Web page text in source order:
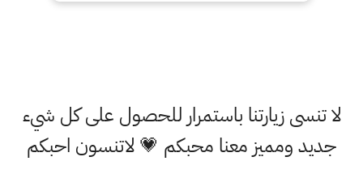
لا تنسى زيارتنا باستمرار للحصول على كل شيء
جديد ومميز معنا محبكم 💗 لاتنسون احبكم